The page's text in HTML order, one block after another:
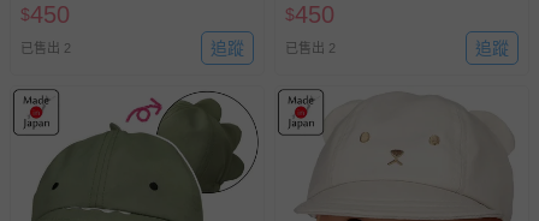
$450
已售出 2 追蹤
$450
已售出 2 追蹤